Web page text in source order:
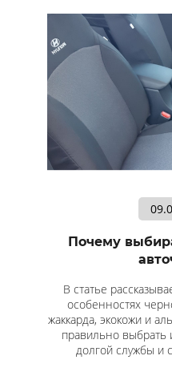
Почему
В статье
особенностях
жаккарда, экокожи и
правильно выбрать
долгой службы и